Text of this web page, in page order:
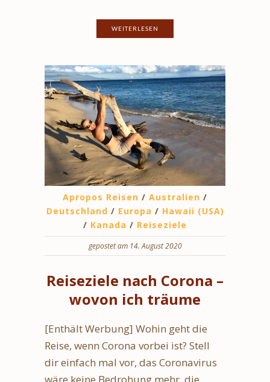
WEITERLESEN
Apropos Reisen / Australien /
Deutschland / Europa / Hawaii (USA)
/ Kanada / Reiseziele
gepostet am 14. August 2020
Reiseziele nach Corona –
wovon ich träume
[Enthält Werbung] Wohin geht die
Reise, wenn Corona vorbei ist? Stell
dir einfach mal vor, das Coronavirus